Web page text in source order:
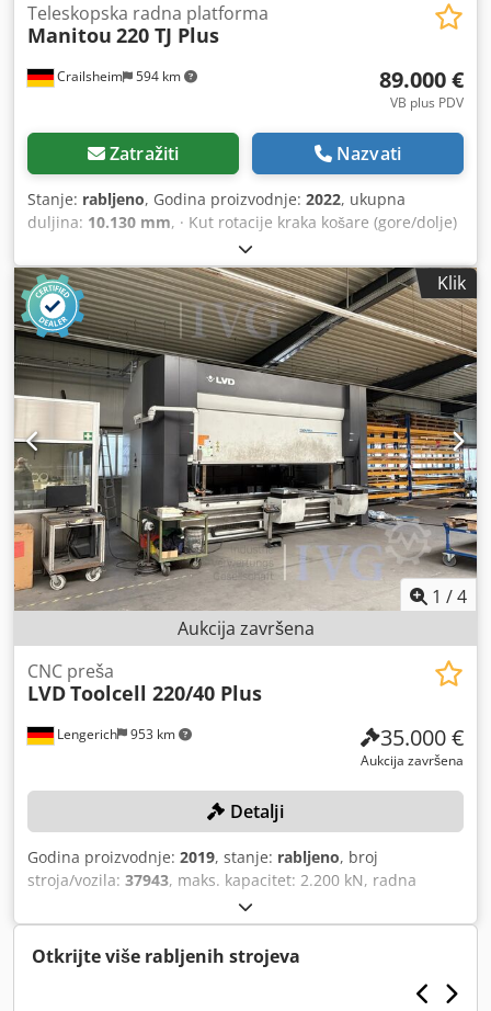
Crailsheim 594 km
Teleskopska radna platforma
Manitou 220 TJ Plus
89.000 €
VB plus PDV
Zatražiti Nazvati
Stanje: rabljeno, Godina proizvodnje: 2022, ukupna
duljina: 10.130 mm, · Kut rotacije kraka košare (gore/dolje)
+70°/-63° · Rotacija nadgrađa 360 ° · Rotacija radne košare
(desno/lijevo) 90°/90° · Unutarnji radijus okretanja 2 m ·
vanjski radijus okretanja 4,40 m · Brzina vožnje – način
prijevoza: 4,90 km/h · Brzina kretanja - način rada: 1 km/h ·
Sposobnost penjanja: 40% · Dopušteni nagib u načinu
rada: 4 ° · Gume od vulkanizirane čvrste gume · Pogonski
kotači (prednji/stražnji): 2/2 · Upravljači (prednji/stražnji):
2/2 Crjdpfszrp H Uex Apvef · Kočni kotači/kotači: 2/2 ·
Proizvođač / Model motora: Yanmar - 3TNV88C-DMU ·
Standard motora: Stage V · Nazivna snaga / snaga motora s
unutarnjim izgaranjem: 36,20 KS / 27,50 kW · Tlak na tlo:
18,20 dan/cm2 · Hidraulički tlak: 400 bara · Kapacitet
hidrauličkog spremnika: 94 l · Kapacitet spremnika goriva:
72L · Ambijentalna buka (LwA): < 106 dB
Klik
1 /4
Aukcija završena
Lengerich 953 km
CNC preša
LVDToolcell 220/40 Plus
35.000 €
Aukcija završena
Detalji
Godina proizvodnje: 2019, stanje: rabljeno, broj
stroja/vozila: 37943, maks. kapacitet: 2.200 kN, radna
širina: cca 400 cm, automatski pomični graničnici,
automatski sustav za izmjenu alata, 1 pokretni stol s
priborom. Credjzqzakjpfx Apvef
Otkrijte više rabljenih strojeva